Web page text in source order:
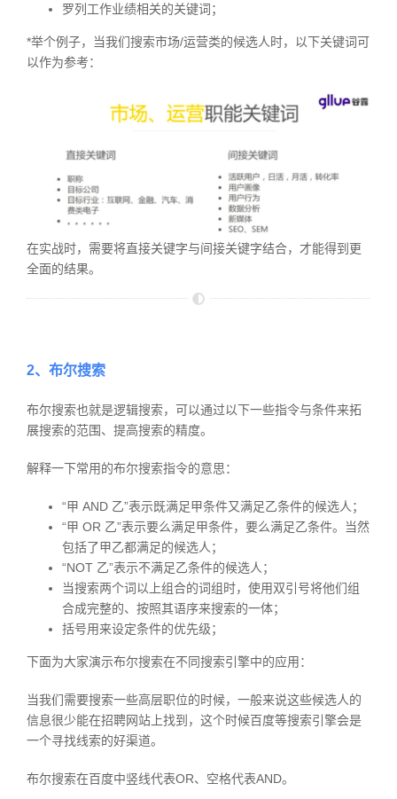
罗列工作业绩相关的关键词；
*举个例子，当我们搜索市场/运营类的候选人时，以下关键词可
以作为参考：
在实战时，需要将直接关键字与间接关键字结合，才能得到更
全面的结果。
2、布尔搜索
布尔搜索也就是逻辑搜索，可以通过以下一些指令与条件来拓
展搜索的范围、提高搜索的精度。
解释一下常用的布尔搜索指令的意思：
“甲 AND 乙”表示既满足甲条件又满足乙条件的候选人；
“甲 OR 乙”表示要么满足甲条件，要么满足乙条件。当然
包括了甲乙都满足的候选人；
“NOT 乙”表示不满足乙条件的候选人；
当搜索两个词以上组合的词组时，使用双引号将他们组
合成完整的、按照其语序来搜索的一体；
括号用来设定条件的优先级；
下面为大家演示布尔搜索在不同搜索引擎中的应用：
当我们需要搜索一些高层职位的时候，一般来说这些候选人的
信息很少能在招聘网站上找到，这个时候百度等搜索引擎会是
一个寻找线索的好渠道。
布尔搜索在百度中竖线代表OR、空格代表AND。